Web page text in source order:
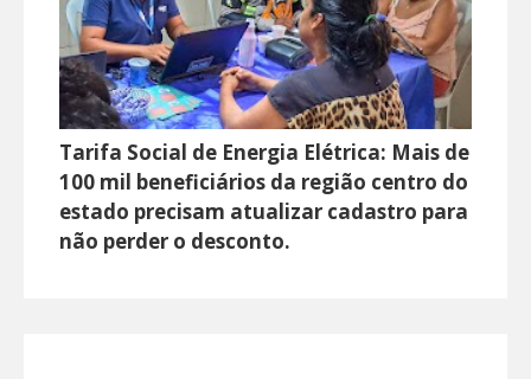
Tarifa Social de Energia Elétrica: Mais de
100 mil beneficiários da região centro do
estado precisam atualizar cadastro para
não perder o desconto.